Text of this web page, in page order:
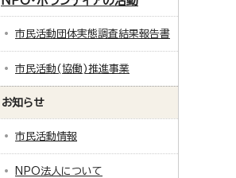
市民活動団体実態調査結果報告書
市民活動(協働)推進事業
お知らせ
市民活動情報
NPO法人について